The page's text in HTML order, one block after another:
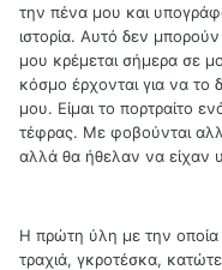
την πένα μου και
ιστορία. Αυτό δεν
μου κρέμεται σήμερα σε
κόσμο έρχονται για να
μου. Είμαι το πορτραίτο
τέφρας. Με φοβούνται
αλλά θα ήθελαν να είχαν
Η πρώτη ύλη με την
τραχιά, γκροτέσκα,